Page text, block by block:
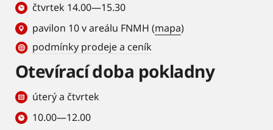
čtvrtek 14.00—15.30
pavilon 10 v areálu FNMH (mapa)
podmínky prodeje a ceník
Otevírací doba pokladny
úterý a čtvrtek
10.00—12.00